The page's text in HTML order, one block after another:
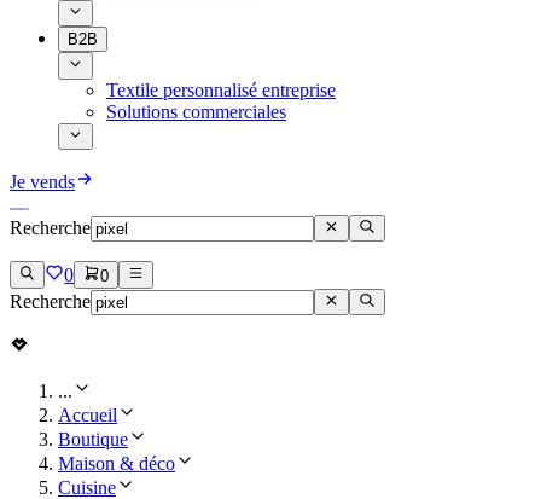
B2B
Textile personnalisé entreprise
Solutions commerciales
Je vends
Recherche
0 0
Recherche
...
Accueil
Boutique
Maison & déco
Cuisine